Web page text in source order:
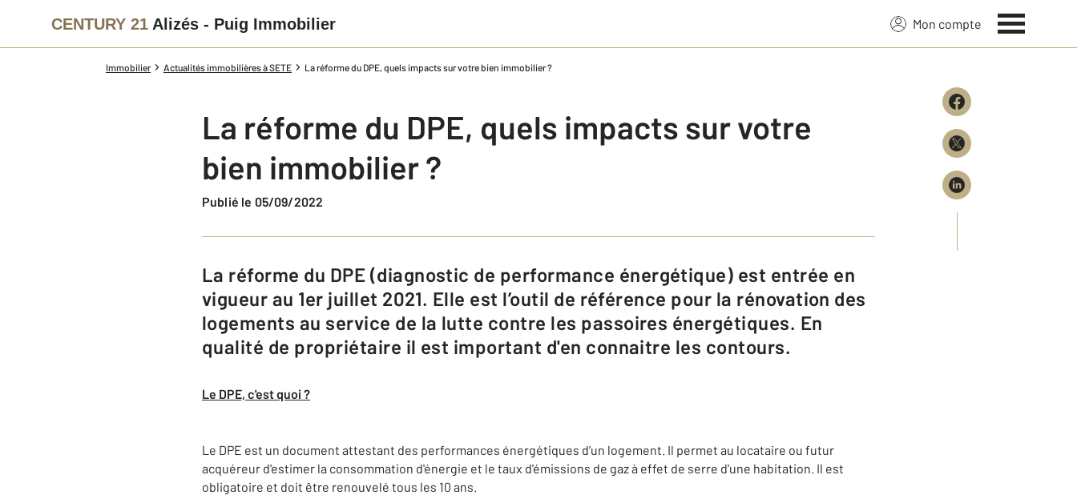
CENTURY 21 Alizés - Puig Immobilier Mon compte
Immobilier Actualités immobilières à SETE La réforme du DPE, quels impacts sur votre bien immobilier ?
La réforme du DPE, quels impacts sur votre
bien immobilier ?
Publié le 05/09/2022
La réforme du DPE (diagnostic de performance énergétique) est entrée en
vigueur au 1er juillet 2021. Elle est l’outil de référence pour la rénovation des
logements au service de la lutte contre les passoires énergétiques. En
qualité de propriétaire il est important d'en connaitre les contours.
Le DPE, c'est quoi ?
Le DPE est un document attestant des performances énergétiques d’un logement. Il permet au locataire ou futur
acquéreur d'estimer la consommation d'énergie et le taux d'émissions de gaz à effet de serre d'une habitation. Il est
obligatoire et doit être renouvelé tous les 10 ans.